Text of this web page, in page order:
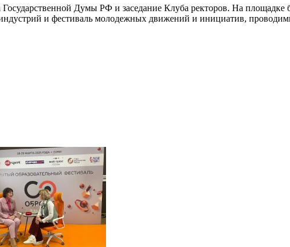
Думы РФ и заседание Клуба ректоров. На площадке
и фестиваль молодежных движений и инициатив,